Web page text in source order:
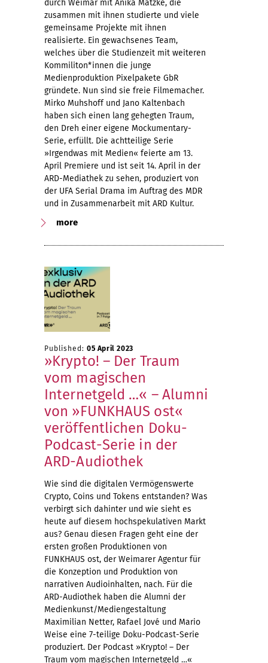
durch Weimar mit Anika Mätzke, die
zusammen mit ihnen studierte und viele
gemeinsame Projekte mit ihnen
realisierte. Ein gewachsenes Team,
welches über die Studienzeit mit weiteren
Kommiliton*innen die junge
Medienproduktion Pixelpakete GbR
gründete. Nun sind sie freie Filmemacher.
Mirko Muhshoff und Jano Kaltenbach
haben sich einen lang gehegten Traum,
den Dreh einer eigene Mockumentary-
Serie, erfüllt. Die achtteilige Serie
»Irgendwas mit Medien« feierte am 13.
April Premiere und ist seit 14. April in der
ARD-Mediathek zu sehen, produziert von
der UFA Serial Drama im Auftrag des MDR
und in Zusammenarbeit mit ARD Kultur.
more
Published: 05 April 2023
»Krypto! – Der Traum
vom magischen
Internetgeld …« – Alumni
von »FUNKHAUS ost«
veröffentlichen Doku-
Podcast-Serie in der
ARD-Audiothek
Wie sind die digitalen Vermögenswerte
Crypto, Coins und Tokens entstanden? Was
verbirgt sich dahinter und wie sieht es
heute auf diesem hochspekulativen Markt
aus? Genau diesen Fragen geht eine der
ersten großen Produktionen von
FUNKHAUS ost, der Weimarer Agentur für
die Konzeption und Produktion von
narrativen Audioinhalten, nach. Für die
ARD-Audiothek haben die Alumni der
Medienkunst/Mediengestaltung
Maximilian Netter, Rafael Jové und Mario
Weise eine 7-teilige Doku-Podcast-Serie
produziert. Der Podcast »Krypto! – Der
Traum vom magischen Internetgeld …«